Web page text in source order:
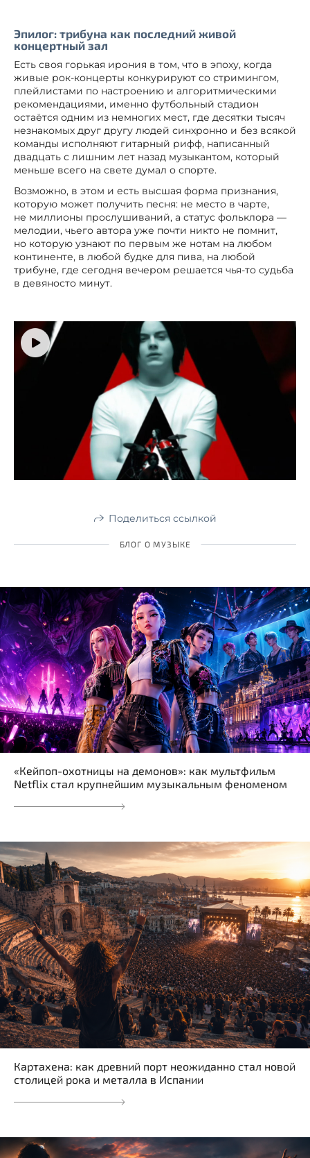
Эпилог: трибуна как последний живой
концертный зал
Есть своя горькая ирония в том, что в эпоху, когда
живые рок-концерты конкурируют со стримингом,
плейлистами по настроению и алгоритмическими
рекомендациями, именно футбольный стадион
остаётся одним из немногих мест, где десятки тысяч
незнакомых друг другу людей синхронно и без всякой
команды исполняют гитарный рифф, написанный
двадцать с лишним лет назад музыкантом, который
меньше всего на свете думал о спорте.
Возможно, в этом и есть высшая форма признания,
которую может получить песня: не место в чарте,
не миллионы прослушиваний, а статус фольклора —
мелодии, чьего автора уже почти никто не помнит,
но которую узнают по первым же нотам на любом
континенте, в любой будке для пива, на любой
трибуне, где сегодня вечером решается чья-то судьба
в девяносто минут.
Поделиться ссылкой
БЛОГ О МУЗЫКЕ
«Кейпоп-охотницы на демонов»: как мультфильм
Netflix стал крупнейшим музыкальным феноменом
Картахена: как древний порт неожиданно стал новой
столицей рока и металла в Испании